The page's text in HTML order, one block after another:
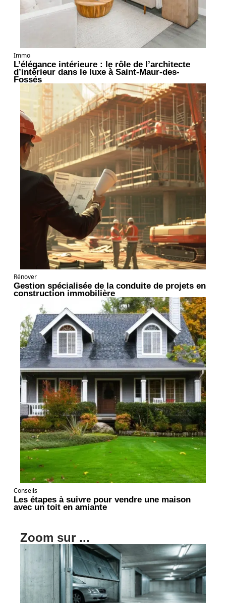
Immo
L’élégance intérieure : le rôle de l’architecte
d’intérieur dans le luxe à Saint-Maur-des-
Fossés
Rénover
Gestion spécialisée de la conduite de projets en
construction immobilière
Conseils
Les étapes à suivre pour vendre une maison
avec un toit en amiante
Zoom sur ...